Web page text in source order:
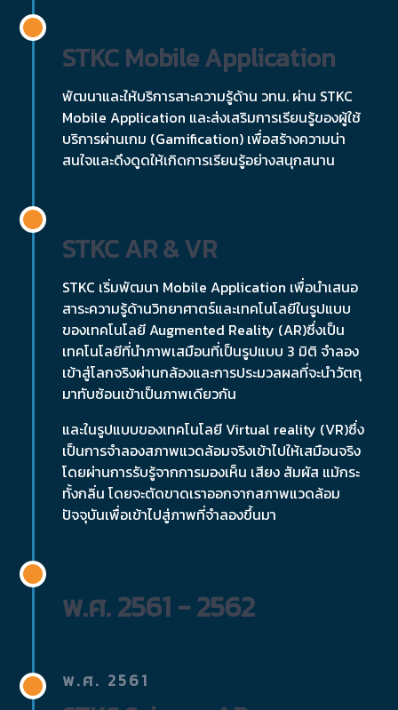
STKC Mobile Application
พัฒนาและให้บริการสาะความรู้ด้าน วทน. ผ่าน STKC
Mobile Application และส่งเสริมการเรียนรู้ของผู้ใช้
บริการผ่านเกม (Gamification) เพื่อสร้างความน่า
สนใจและดึงดูดให้เกิดการเรียนรู้อย่างสนุกสนาน
STKC AR & VR
STKC เริ่มพัฒนา Mobile Application เพื่อนำเสนอ
สาระความรู้ด้านวิทยาศาตร์และเทคโนโลยีในรูปแบบ
ของเทคโนโลยี Augmented Reality (AR)ซึ่งเป็น
เทคโนโลยีที่นำภาพเสมือนที่เป็นรูปแบบ 3 มิติ จำลอง
เข้าสู่โลกจริงผ่านกล้องและการประมวลผลที่จะนำวัตถุ
มาทับซ้อนเข้าเป็นภาพเดียวกัน
และในรูปแบบของเทคโนโลยี Virtual reality (VR)ซึ่ง
เป็นการจำลองสภาพแวดล้อมจริงเข้าไปให้เสมือนจริง
โดยผ่านการรับรู้จากการมองเห็น เสียง สัมผัส แม้กระ
ทั้งกลิ่น โดยจะตัดขาดเราออกจากสภาพแวดล้อม
ปัจจุบันเพื่อเข้าไปสู่ภาพที่จำลองขึ้นมา
พ.ศ. 2561 - 2562
พ.ศ. 2561